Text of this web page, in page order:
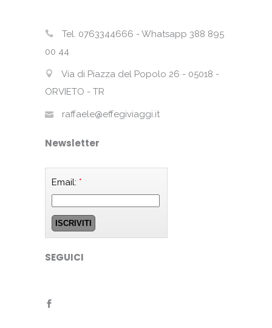
Tel. 0763344666 - Whatsapp 388 895
00 44
Via di Piazza del Popolo 26 - 05018 -
ORVIETO - TR
raffaele@effegiviaggi.it
Newsletter
Email: *
SEGUICI